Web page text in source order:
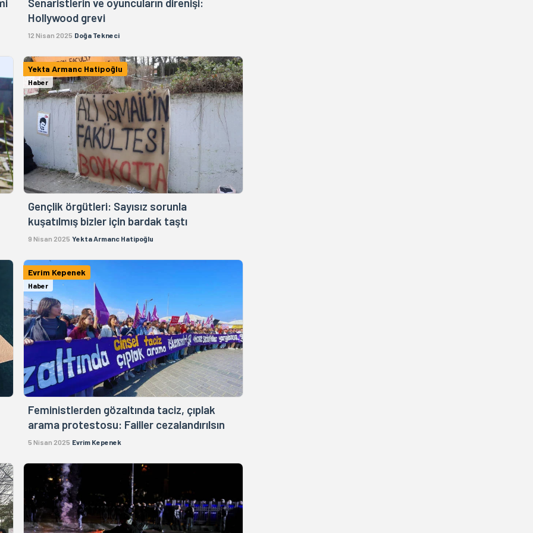
Senaristlerin ve oyuncuların direnişi:
Hollywood grevi
12 Nisan 2025 Doğa Tekneci
Yekta Armanc Hatipoğlu
Haber
Gençlik örgütleri: Sayısız sorunla
kuşatılmış bizler için bardak taştı
9 Nisan 2025 Yekta Armanc Hatipoğlu
Evrim Kepenek
Haber
Feministlerden gözaltında taciz, çıplak
arama protestosu: Failler cezalandırılsın
5 Nisan 2025 Evrim Kepenek